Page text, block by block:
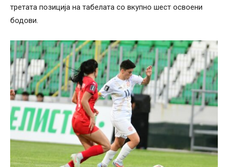
третата позиција на табелата со вкупно шест освоени
бодови.